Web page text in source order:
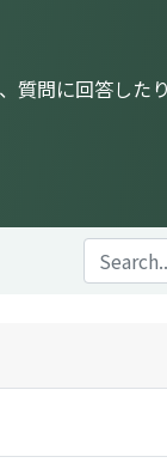
問に回答した